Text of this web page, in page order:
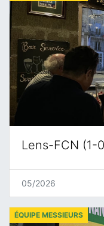
Lens-FCN (1-
05/2026
ÉQUIPE MESSIEURS